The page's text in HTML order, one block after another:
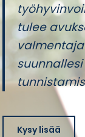
tulee
Kysy lisää